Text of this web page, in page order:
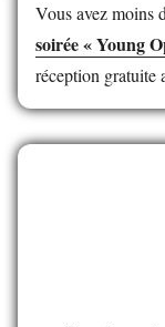
Vous avez moins
soirée « Young
réception gratuite